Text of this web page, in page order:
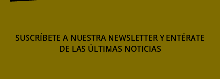
SUSCRÍBETE A NUESTRA NEWSLETTER Y ENTÉRATE
DE LAS ÚLTIMAS NOTICIAS